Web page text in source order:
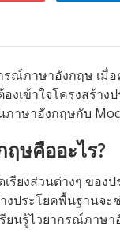
รณ์ภาษาอังกฤษ เมื่
เข้าใจโครงสร้าง
ภาษาอังกฤษกับ
ฤษคืออะไร?
รียงส่วนต่างๆ ของ
งประโยคพื้นฐาน
ยนรู้ไวยากรณ์ภาษ